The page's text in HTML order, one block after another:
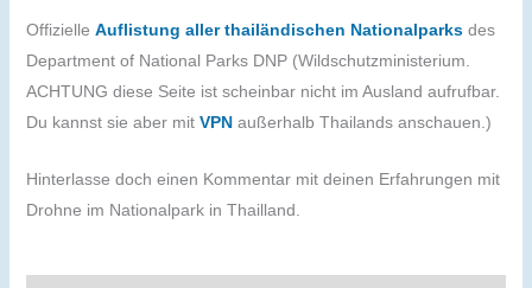
Offizielle Auflistung aller thailändischen Nationalparksdes
Department of National Parks DNP (Wildschutzministerium.
ACHTUNG diese Seite ist scheinbar nicht im Ausland aufrufbar.
Du kannst sie aber mit VPN außerhalb Thailands anschauen.)
Hinterlasse doch einen Kommentar mit deinen Erfahrungen mit
Drohne im Nationalpark in Thailland.